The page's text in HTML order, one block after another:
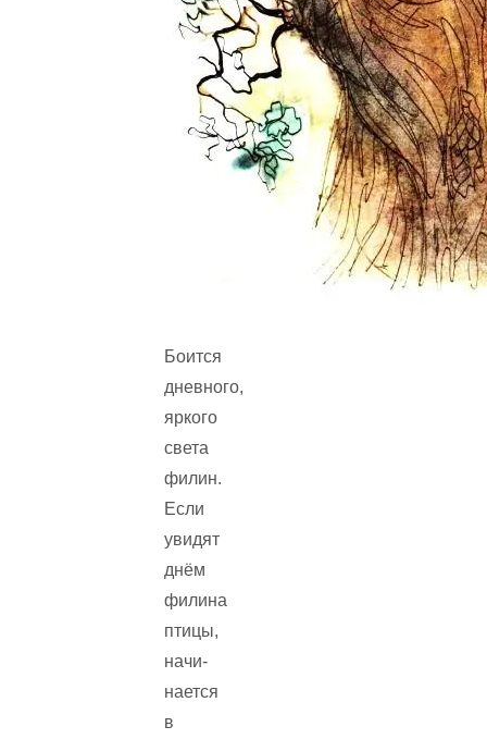
Боится
дневного,
яркого
света
филин.
Если
увидят
днём
филина
птицы,
начи­
нается
в